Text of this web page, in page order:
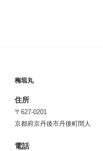
梅垣丸
住所
〒627-0201
京都府京丹後市丹後町間人
電話